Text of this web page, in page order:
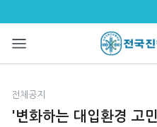
'변화하는 대입
전체공지
'변화하는 대입환경 고